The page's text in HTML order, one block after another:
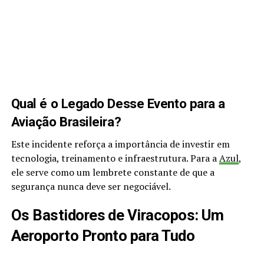
Qual é o Legado Desse Evento para a
Aviação Brasileira?
Este incidente reforça a importância de investir em
tecnologia, treinamento e infraestrutura. Para aAzul,
ele serve como um lembrete constante de que a
segurança nunca deve ser negociável.
Os Bastidores de Viracopos: Um
Aeroporto Pronto para Tudo